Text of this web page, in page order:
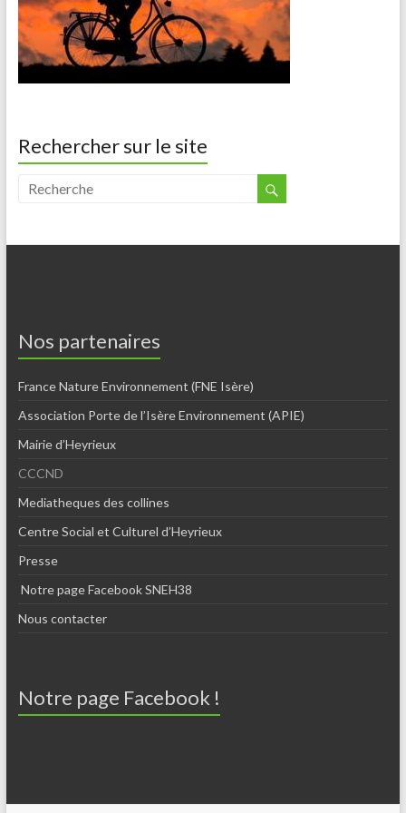
Rechercher sur le site
Nos partenaires
France Nature Environnement (FNE Isère)
Association Porte de l’Isère Environnement (APIE)
Mairie d’Heyrieux
CCCND
Mediatheques des collines
Centre Social et Culturel d’Heyrieux
Presse
Notre page Facebook SNEH38
Nous contacter
Notre page Facebook !